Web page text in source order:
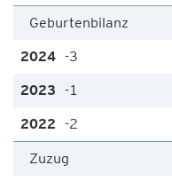
Geburtenbilanz
-3
-1
-2
Zuzug